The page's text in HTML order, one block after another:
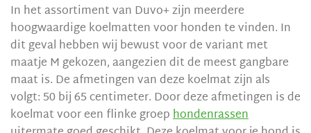
In het assortiment van Duvo+ zijn meerdere
hoogwaardige koelmatten voor honden te vinden. In
dit geval hebben wij bewust voor de variant met
maatje M gekozen, aangezien dit de meest gangbare
maat is. De afmetingen van deze koelmat zijn als
volgt: 50 bij 65 centimeter. Door deze afmetingen is de
koelmat voor een flinke groephondenrassen